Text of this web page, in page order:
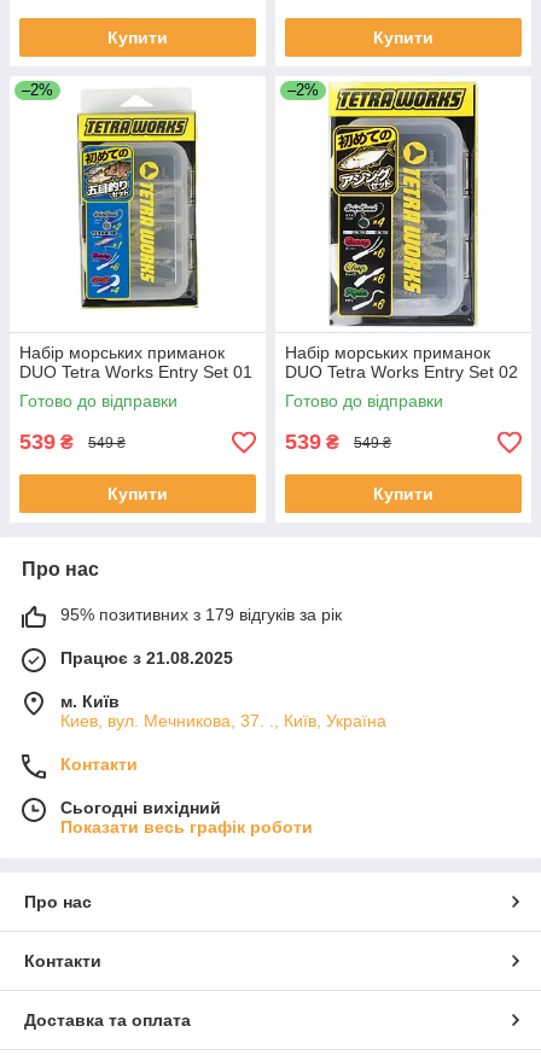
Купити Купити
–2%
Набір морських приманок
DUO Tetra Works Entry Set 01
Готово до відправки
539 ₴ 549 ₴
Купити
–2%
Набір морських приманок
DUO Tetra Works Entry Set 02
Готово до відправки
539 ₴ 549 ₴
Купити
Про нас
95% позитивних з 179 відгуків за рік
Працює з 21.08.2025
м. Київ
Киев, вул. Мечникова, 37. ., Київ, Україна
Контакти
Сьогодні вихідний
Показати весь графік роботи
Про нас
Контакти
Доставка та оплата